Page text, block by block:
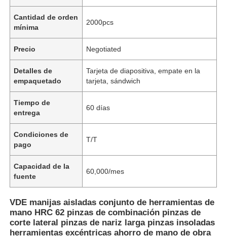
Cantidad de orden
mínima
2000pcs
Precio Negotiated
Detalles de
empaquetado
Tarjeta de diapositiva, empate en la
tarjeta, sándwich
Tiempo de
entrega
60 días
Condiciones de
pago
T/T
Capacidad de la
fuente
60,000/mes
VDE manijas aisladas conjunto de herramientas de
mano HRC 62 pinzas de combinación pinzas de
corte lateral pinzas de nariz larga pinzas insoladas
herramientas excéntricas ahorro de mano de obra